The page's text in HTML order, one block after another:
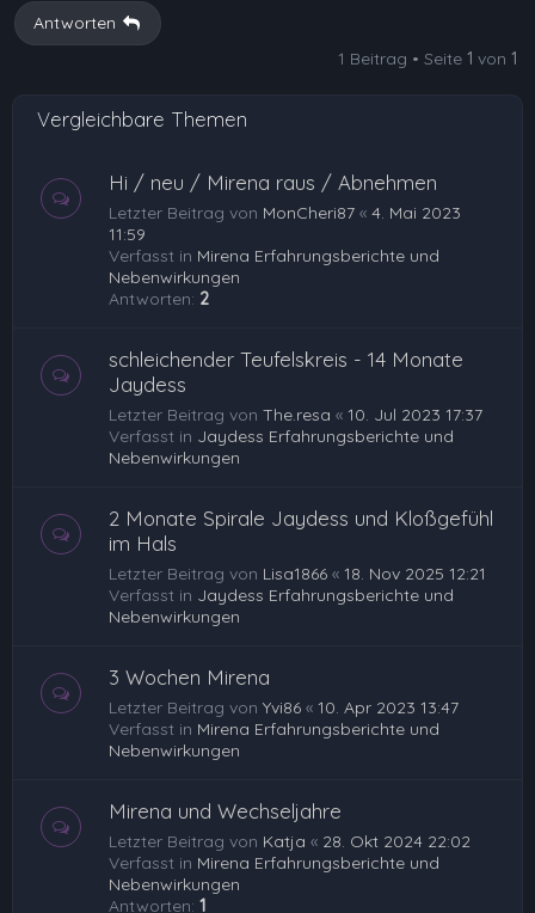
b
Antworten
1 Beitrag • Seite 1 von 1
Vergleichbare Themen
Hi / neu / Mirena raus / Abnehmen
Letzter Beitrag von MonCheri87 « 4. Mai 2023
11:59
Verfasst in Mirena Erfahrungsberichte und
Nebenwirkungen
Antworten: 2
schleichender Teufelskreis - 14 Monate
Jaydess
Letzter Beitrag von The.resa « 10. Jul 2023 17:37
Verfasst in Jaydess Erfahrungsberichte und
Nebenwirkungen
2 Monate Spirale Jaydess und Kloßgefühl
im Hals
Letzter Beitrag von Lisa1866 « 18. Nov 2025 12:21
Verfasst in Jaydess Erfahrungsberichte und
Nebenwirkungen
3 Wochen Mirena
Letzter Beitrag von Yvi86 « 10. Apr 2023 13:47
Verfasst in Mirena Erfahrungsberichte und
Nebenwirkungen
Mirena und Wechseljahre
Letzter Beitrag von Katja « 28. Okt 2024 22:02
Verfasst in Mirena Erfahrungsberichte und
Nebenwirkungen
Antworten: 1